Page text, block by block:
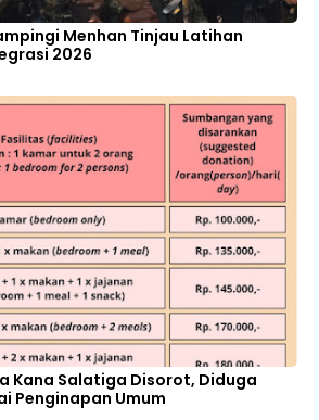
Menhan Tinjau Latihan
2026
Kana Salatiga Disorot, Diduga
Penginapan Umum